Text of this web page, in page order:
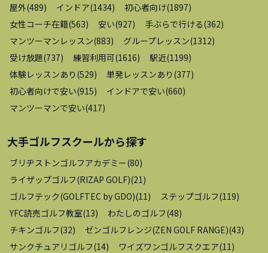
屋外(489) インドア(1434) 初心者向け(1897)
女性コーチ在籍(563) 安い(927) 手ぶらで行ける(362)
マンツーマンレッスン(883) グループレッスン(1312)
受け放題(737) 練習利用可(1616) 駅近(1199)
体験レッスンあり (529) 単発レッスンあり (377)
初心者向けで安い(915) インドアで安い(660)
マンツーマンで安い(417)
大手ゴルフスクールから探す
ブリヂストンゴルフアカデミー(80)
ライザップゴルフ(RIZAP GOLF)(21 )
ゴルフテック(GOLFTEC by GDO)(11 ) ステップゴルフ(119)
YFC読売ゴルフ教室(13) わたしのゴルフ(48)
チキンゴルフ(32) ゼンゴルフレンジ(ZEN GOLF RANGE)(43)
サンクチュアリゴルフ(14) ワイズワンゴルフスクエア(11 )